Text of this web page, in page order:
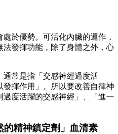
於優勢。可活化內臟的運作，
發揮功能，除了身體之外，心
常是指「交感神經過度活
揮作用」。所以要改善自律神
度活躍的交感神經」、「進一
的精神鎮定劑」血清素